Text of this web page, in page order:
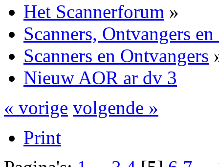
Het Scannerforum »
Scanners, Ontvangers
Scanners en Ontvangers
Nieuw AOR ar dv 3
« vorige volgende »
Print